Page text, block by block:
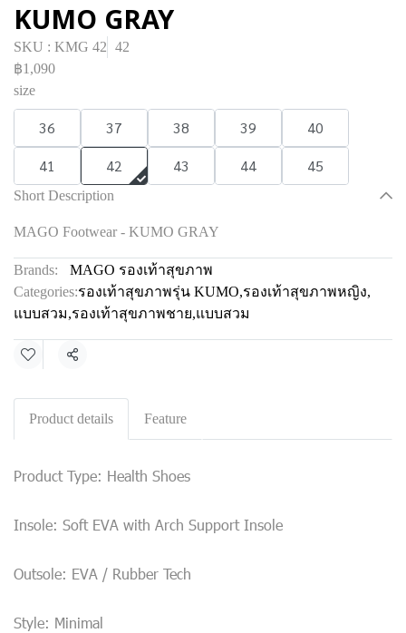
KUMO GRAY
SKU : KMG 42 42
฿1,090
size
36 37 38 39
40
41
42 43 44 45
Short Description
MAGO Footwear - KUMO GRAY
Brands:
MAGO รองเท้าสุขภาพ
Categories:รองเท้าสุขภาพรุ่น KUMO,รองเท้าสุขภาพหญิง,
แบบสวม,รองเท้าสุขภาพชาย,แบบสวม
Share
Product details Feature
Product Type: Health Shoes
Insole: Soft EVA with Arch Support Insole
Outsole: EVA / Rubber Tech
Style: Minimal